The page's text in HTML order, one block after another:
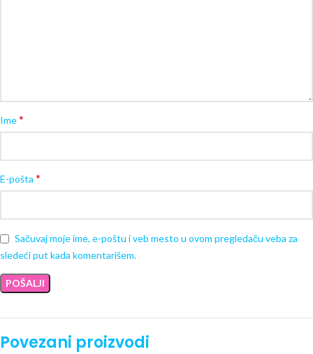
Ime*
E-pošta *
Sačuvaj moje ime, e-poštu i veb mesto u ovom pregledaču veba za
sledeći put kada komentarišem.
Povezani proizvodi